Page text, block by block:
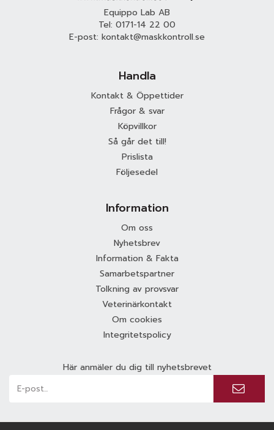
Equippo Lab AB
Tel: 0171-14 22 00
E-post: kontakt@maskkontroll.se
Handla
Kontakt & Öppettider
Frågor & svar
Köpvillkor
Så går det till!
Prislista
Följesedel
Information
Om oss
Nyhetsbrev
Information & Fakta
Samarbetspartner
Tolkning av provsvar
Veterinärkontakt
Om cookies
Integritetspolicy
Här anmäler du dig till nyhetsbrevet